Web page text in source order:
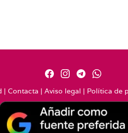
| Contacta | Aviso legal | Política de